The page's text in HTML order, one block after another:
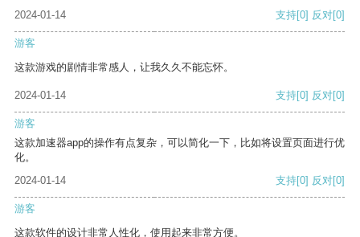
2024-01-14
支持[0] 反对[0]
游客
这款游戏的剧情非常感人，让我久久不能忘怀。
2024-01-14 支持[0] 反对[0]
游客
这款加速器app的操作有点复杂，可以简化一下，比如将设置页面进行优
化。
2024-01-14
支持[0] 反对[0]
游客
这款软件的设计非常人性化，使用起来非常方便。